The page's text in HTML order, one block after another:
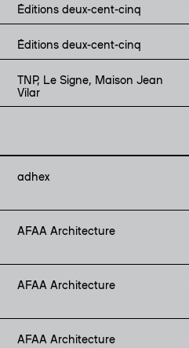
Éditions deux-cent-cinq
Éditions deux-cent-cinq
TNP, Le Signe, Maison Jean
Vilar
adhex
AFAA Architecture
AFAA Architecture
AFAA Architecture